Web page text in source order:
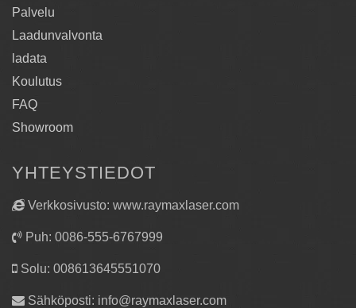
Palvelu
Laadunvalvonta
ladata
Koulutus
FAQ
Showroom
YHTEYSTIEDOT
Verkkosivusto: www.raymaxlaser.com
Puh: 0086-555-6767999
Solu: 008613645551070
Sähköposti: info@raymaxlaser.com